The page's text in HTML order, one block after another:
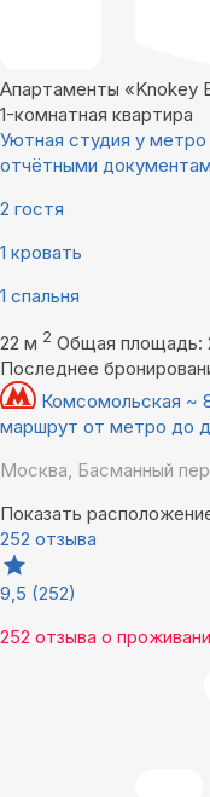
Апартаменты «Knokey
1-комнатная квартира
Уютная студия у
отчётными
2 гостя
1 кровать
1 спальня
22 м 2 Общая площадь:
Последнее
Комсомольская ~
маршрут от метро до
Москва, Басманный
Показать
252 отзыва
9,5 (252)
252 отзыва о